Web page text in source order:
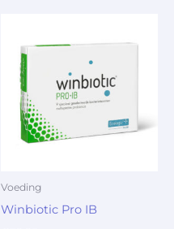
Voeding
Winbiotic Pro IB